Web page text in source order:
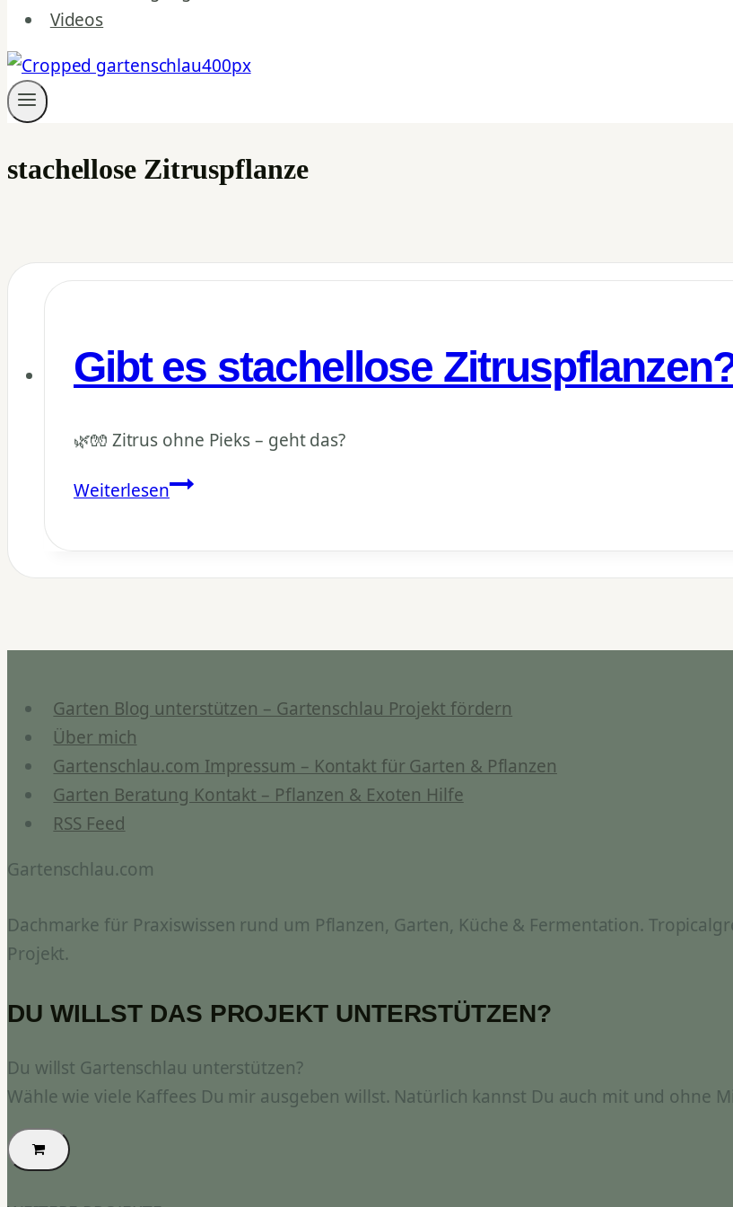
Videos
stachellose Zitruspflanze
Gibt es stachellose
🌿🧤 Zitrus ohne Pieks – geht das?
WeiterlesenGibt
Zitruspflanzen?
Garten Blog unterstützen – Gartenschlau Projekt fördern
Über mich
Gartenschlau.com Impressum – Kontakt für Garten & Pflanzen
Garten Beratung Kontakt – Pflanzen & Exoten Hilfe
RSS Feed
Gartenschlau.com
Dachmarke für Praxiswissen rund um Pflanzen, Garten, Küche & Fermentation.
Projekt.
DU WILLST DAS PROJEKT UNTERSTÜTZEN?
Du willst Gartenschlau unterstützen?
Wähle wie viele Kaffees Du mir ausgeben willst. Natürlich kannst Du auch mit und ohne